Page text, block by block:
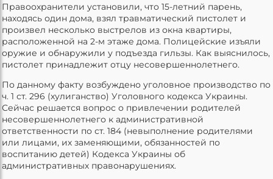
Правоохранители установили, что 15-летний парень,
находясь один дома, взял травматический пистолет и
произвел несколько выстрелов из окна квартиры,
расположенной на 2-м этаже дома. Полицейские изъяли
оружие и обнаружили у подъезда гильзы. Как выяснилось,
пистолет принадлежит отцу несовершеннолетнего.
По данному факту возбуждено уголовное производство по
ч. 1 ст. 296 (хулиганство) Уголовного кодекса Украины.
Сейчас решается вопрос о привлечении родителей
несовершеннолетнего к административной
ответственности по ст. 184 (невыполнение родителями
или лицами, их заменяющими, обязанностей по
воспитанию детей) Кодекса Украины об
административных правонарушениях.